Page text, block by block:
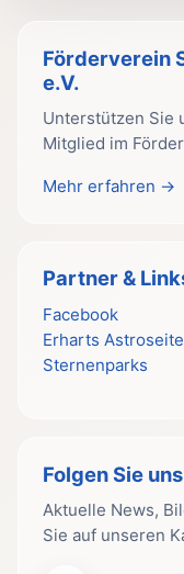
Förderverein
e.V.
Unterstützen Sie
Mitglied im
Mehr erfahren →
Partner &
Facebook
Erharts Astroseite
Sternenparks
Folgen Sie uns
Aktuelle News,
Sie auf unseren